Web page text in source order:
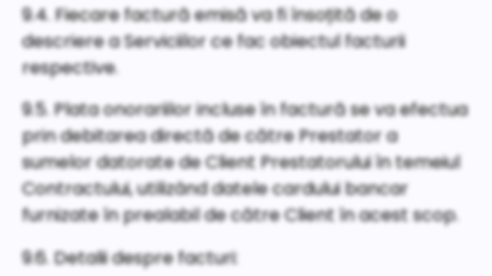
9.4. Fiecare factură emisă va fi însoțită de o
descriere a Serviciilor ce fac obiectul facturii
respective.
9.5. Plata onorariilor incluse în factură se va efectua
prin debitarea directă de către Prestator a
sumelor datorate de Client Prestatorului în temeiul
Contractului, utilizând datele cardului bancar
furnizate în prealabil de către Client în acest scop.
9.6. Detalii despre facturi: